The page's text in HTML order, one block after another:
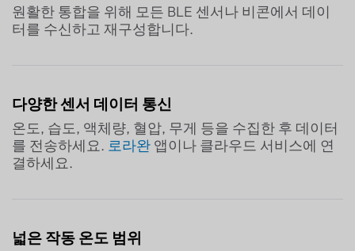
원활한 통합을 위해 모든 BLE 센서나 비콘에서 데이
터를 수신하고 재구성합니다.
다양한 센서 데이터 통신
온도, 습도, 액체량, 혈압, 무게 등을 수집한 후 데이터
를 전송하세요. 로라완 앱이나 클라우드 서비스에 연
결하세요.
넓은 작동 온도 범위